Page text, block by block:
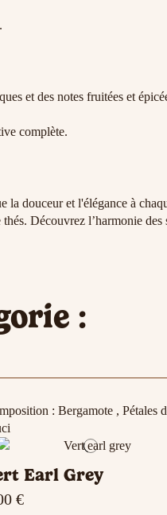
et des notes fruitées et
complète.
douceur et l'élégance à
Découvrez l’harmonie
:
: Bergamote , Pétales
Earl Grey
€